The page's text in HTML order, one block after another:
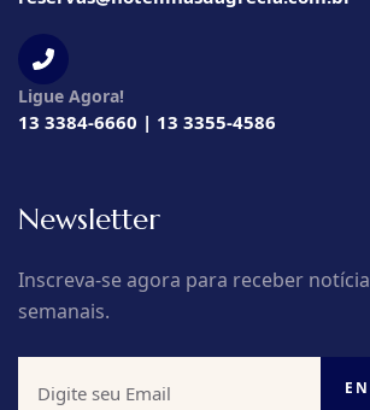
Ligue Agora!
13 3384-6660 | 13 3355-4586
Newsletter
Inscreva-se agora para receber
semanais.